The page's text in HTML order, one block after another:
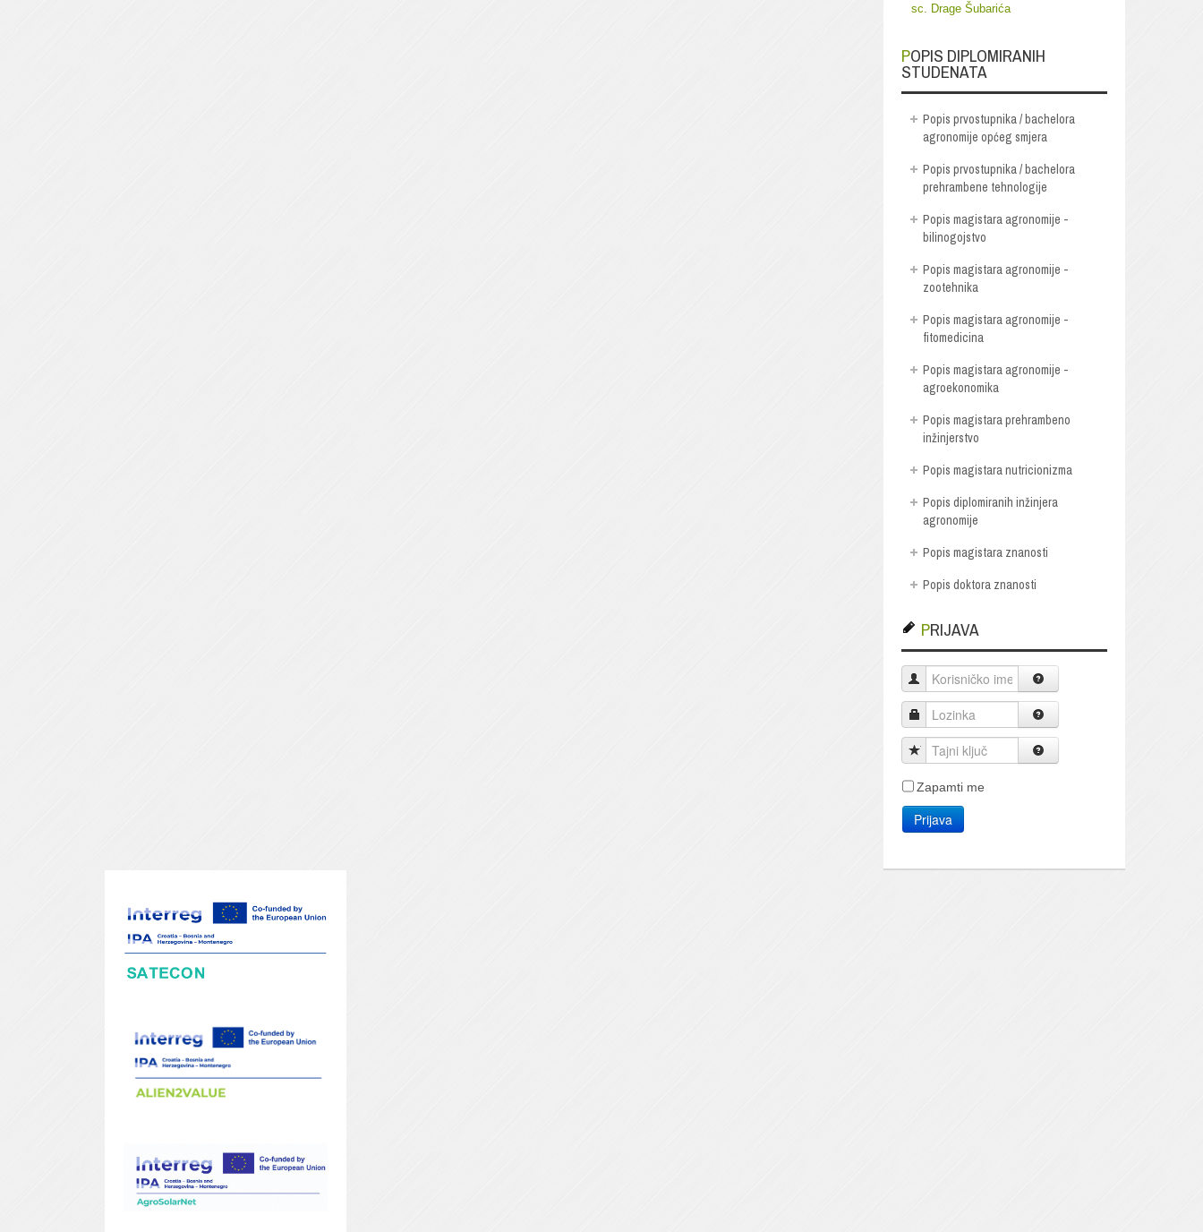
sc. Drage Šubarića
POPIS DIPLOMIRANIH
STUDENATA
Popis prvostupnika / bachelora
agronomije općeg smjera
Popis prvostupnika / bachelora
prehrambene tehnologije
Popis magistara agronomije -
bilinogojstvo
Popis magistara agronomije -
zootehnika
Popis magistara agronomije -
fitomedicina
Popis magistara agronomije -
agroekonomika
Popis magistara prehrambeno
inžinjerstvo
Popis magistara nutricionizma
Popis diplomiranih inžinjera
agronomije
Popis magistara znanosti
Popis doktora znanosti
PRIJAVA
Korisničko ime
Lozinka
Tajni ključ
Zapamti me
Prijava